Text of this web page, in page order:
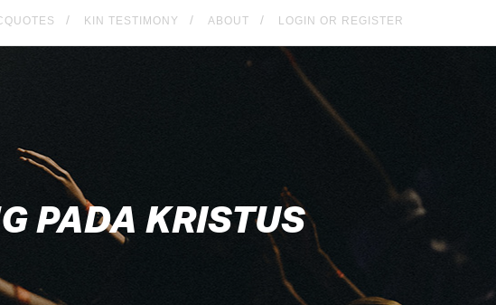
KIN TESTIMONY ABOUT LOGIN OR REGISTER
PADA KRISTUS